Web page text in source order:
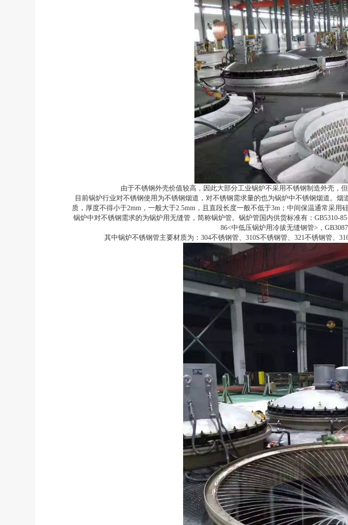
由于不锈钢外壳价值较高，因此大部分工业锅炉不采用不锈钢制造外壳，
目前锅炉行业对不锈钢使用为不锈钢烟道，对不锈钢需求量的也为锅炉中不锈钢烟道。
质，厚度不得小于2mm，一般大于2.5mm，且直段长度一般不低于3m；中间保温通常采用
锅炉中对不锈钢需求的为锅炉用无缝管，简称锅炉管。锅炉管国内供货标准有：GB5310-
86<中低压锅炉用冷拔无缝钢管>，
其中锅炉不锈钢管主要材质为：304不锈钢管、310S不锈钢管、321不锈钢管、